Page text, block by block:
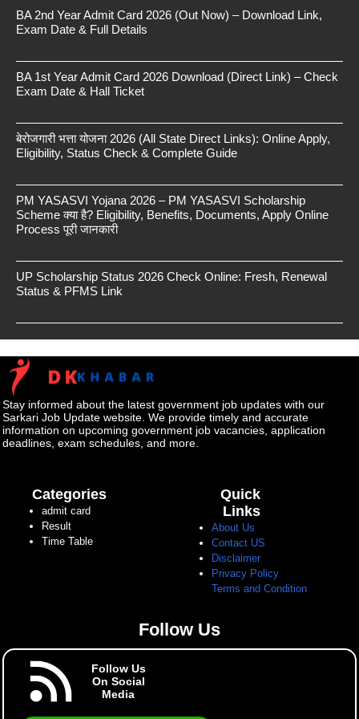
BA 2nd Year Admit Card 2026 (Out Now) – Download Link,
Exam Date & Full Details
BA 1st Year Admit Card 2026 Download (Direct Link) – Check
Exam Date & Hall Ticket
बेरोजगारी भत्ता योजना 2026 (All State Direct Links): Online Apply,
Eligibility, Status Check & Complete Guide
PM YASASVI Yojana 2026 – PM YASASVI Scholarship
Scheme क्या है? Eligibility, Benefits, Documents, Apply Online
Process पूरी जानकारी
UP Scholarship Status 2026 Check Online: Fresh, Renewal
Status & PFMS Link
Stay informed about the latest government job updates with our
Sarkari Job Update website. We provide timely and accurate
information on upcoming government job vacancies, application
deadlines, exam schedules, and more.
Categories
admit card
Result
Time Table
Quick
Links
About Us
Contact US
Disclaimer
Privacy Policy
Terms and Condition
Follow Us
Follow Us
On Social
Media